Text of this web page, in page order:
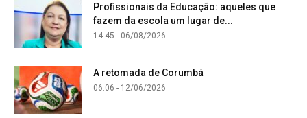
Profissionais da Educação: aqueles que
fazem da escola um lugar de...
14:45 - 06/08/2026
A retomada de Corumbá
06:06 - 12/06/2026